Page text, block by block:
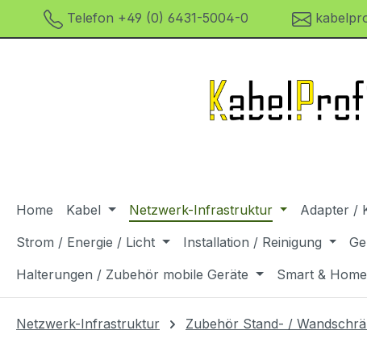
Hauptinhalt springen
Zur Suche springen
Zur Hauptnavigation springen
Telefon +49 (0) 6431-5004-0
Home Kabel Netzwerk-Infrastruktur Adapter /
Strom / Energie / Licht
Installation / Reinigung
Halterungen / Zubehör mobile Geräte
Smart & Home
Netzwerk-Infrastruktur Zubehör Stand- /